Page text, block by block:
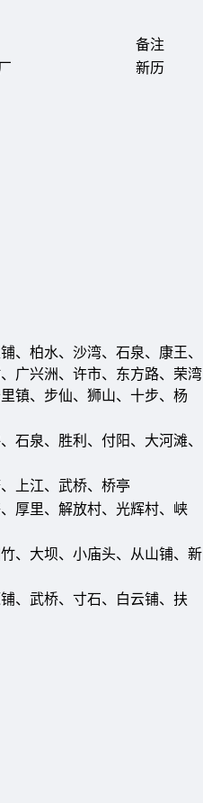
备注
新历
、柏水、沙湾、石泉、康王、
广兴洲、许市、东方路、荣湾
镇、步仙、狮山、十步、杨
石泉、胜利、付阳、大河滩、
上江、武桥、桥亭
厚里、解放村、光辉村、峡
、大坝、小庙头、从山铺、新
、武桥、寸石、白云铺、扶